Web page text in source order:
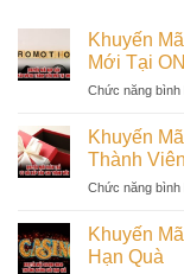
Khuyến
Mới Tại
Chức năng bình
Khuyến
Thành Viên
Chức năng bình
Khuyến
Hạn Quà